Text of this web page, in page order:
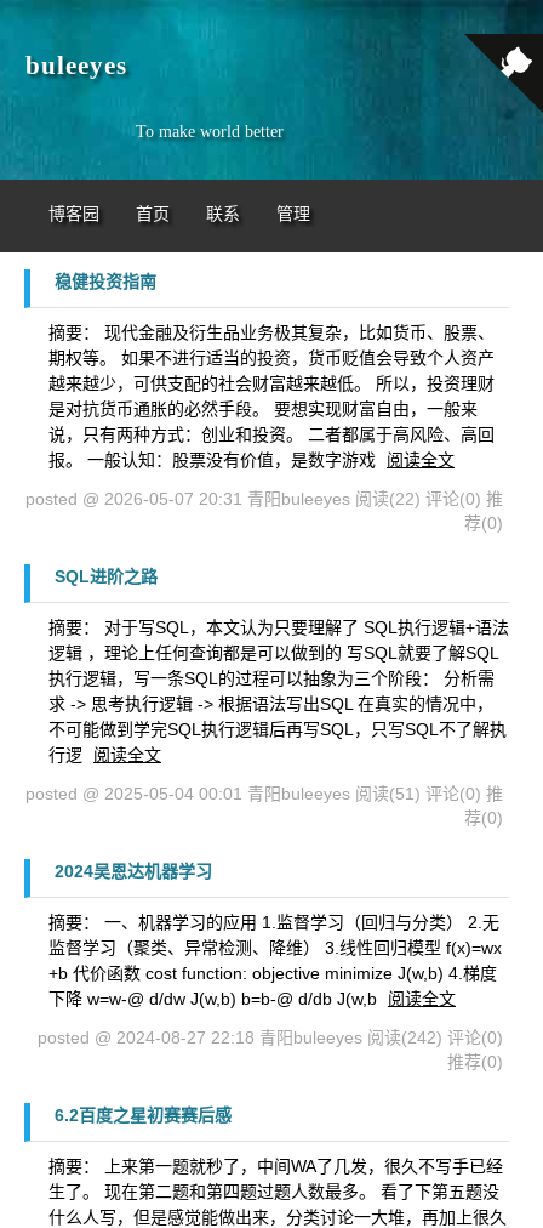
buleeyes
To make world better
博客园 首页 联系 管理
稳健投资指南
摘要： 现代金融及衍生品业务极其复杂，比如货币、股票、
期权等。 如果不进行适当的投资，货币贬值会导致个人资产
越来越少，可供支配的社会财富越来越低。 所以，投资理财
是对抗货币通胀的必然手段。 要想实现财富自由，一般来
说，只有两种方式：创业和投资。 二者都属于高风险、高回
报。 一般认知：股票没有价值，是数字游戏
阅读全文
posted @ 2026-05-07 20:31 青阳buleeyes 阅读(22) 评论(0) 推
荐(0)
SQL进阶之路
摘要： 对于写SQL，本文认为只要理解了 SQL执行逻辑+语法
逻辑 ，理论上任何查询都是可以做到的 写SQL就要了解SQL
执行逻辑，写一条SQL的过程可以抽象为三个阶段： 分析需
求 -> 思考执行逻辑 -> 根据语法写出SQL 在真实的情况中，
不可能做到学完SQL执行逻辑后再写SQL，只写SQL不了解执
行逻
阅读全文
posted @ 2025-05-04 00:01 青阳buleeyes 阅读(51) 评论(0) 推
荐(0)
2024吴恩达机器学习
摘要： 一、机器学习的应用 1.监督学习（回归与分类） 2.无
监督学习（聚类、异常检测、降维） 3.线性回归模型 f(x)=wx
+b 代价函数 cost function: objective minimize J(w,b) 4.梯度
下降 w=w-@ d/dw J(w,b) b=b-@ d/db J(w,b
阅读全文
posted @ 2024-08-27 22:18 青阳buleeyes 阅读(242) 评论(0)
推荐(0)
6.2百度之星初赛赛后感
摘要： 上来第一题就秒了，中间WA了几发，很久不写手已经
生了。 现在第二题和第四题过题人数最多。 看了下第五题没
什么人写，但是感觉能做出来，分类讨论一大堆，再加上很久